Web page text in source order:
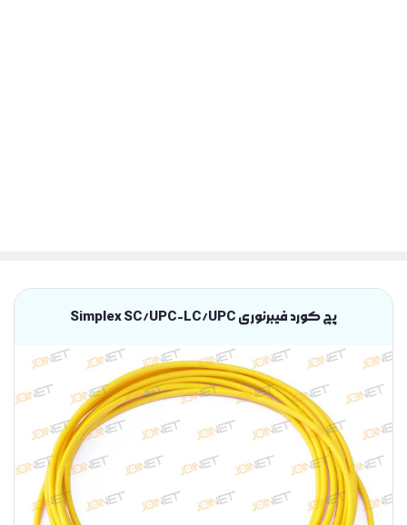
پچ کورد فیبرنوری Simplex SC/UPC-LC/UPC